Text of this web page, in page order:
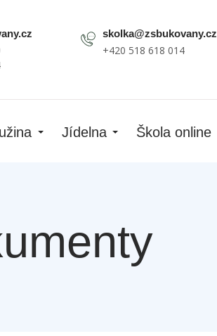
skolka@zsbukovany.cz
+420 518 618 014
Jídelna Škola online